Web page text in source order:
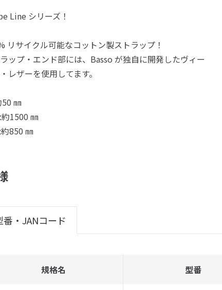
Line シリーズ！
リサイクル可能なコットン製ストラップ！
ップ・エンド部には、Basso が独自に開発したヴィー
レザーを使用してます。
㎜
約1500 ㎜
850 ㎜
番・JANコード
規格名 型番